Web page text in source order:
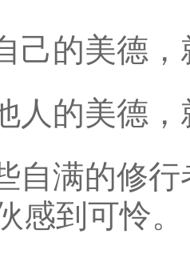
己的美德
人的美德
自满的修
感到可怜。